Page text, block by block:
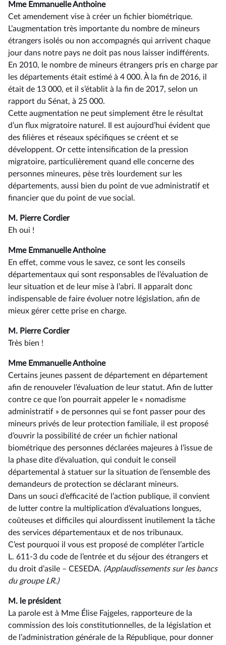
Mme Emmanuelle Anthoine
Cet amendement vise à créer un fichier biométrique.
L’augmentation très importante du nombre de mineurs
étrangers isolés ou non accompagnés qui arrivent chaque
jour dans notre pays ne doit pas nous laisser indifférents.
En 2010, le nombre de mineurs étrangers pris en charge par
les départements était estimé à 4 000. À la fin de 2016, il
était de 13 000, et il s’établit à la fin de 2017, selon un
rapport du Sénat, à 25 000.
Cette augmentation ne peut simplement être le résultat
d’un flux migratoire naturel. Il est aujourd’hui évident que
des filières et réseaux spécifiques se créent et se
développent. Or cette intensification de la pression
migratoire, particulièrement quand elle concerne des
personnes mineures, pèse très lourdement sur les
départements, aussi bien du point de vue administratif et
financier que du point de vue social.
M. Pierre Cordier
Eh oui !
Mme Emmanuelle Anthoine
En effet, comme vous le savez, ce sont les conseils
départementaux qui sont responsables de l’évaluation de
leur situation et de leur mise à l’abri. Il apparaît donc
indispensable de faire évoluer notre législation, afin de
mieux gérer cette prise en charge.
M. Pierre Cordier
Très bien !
Mme Emmanuelle Anthoine
Certains jeunes passent de département en département
afin de renouveler l’évaluation de leur statut. Afin de lutter
contre ce que l’on pourrait appeler le « nomadisme
administratif » de personnes qui se font passer pour des
mineurs privés de leur protection familiale, il est proposé
d’ouvrir la possibilité de créer un fichier national
biométrique des personnes déclarées majeures à l’issue de
la phase dite d’évaluation, qui conduit le conseil
départemental à statuer sur la situation de l’ensemble des
demandeurs de protection se déclarant mineurs.
Dans un souci d’efficacité de l’action publique, il convient
de lutter contre la multiplication d’évaluations longues,
coûteuses et difficiles qui alourdissent inutilement la tâche
des services départementaux et de nos tribunaux.
C’est pourquoi il vous est proposé de compléter l’article
L. 611-3 du code de l’entrée et du séjour des étrangers et
du droit d’asile –⁠ CESEDA. (Applaudissements sur les bancs
du groupe LR.)
M. le président
La parole est à Mme Élise Fajgeles, rapporteure de la
commission des lois constitutionnelles, de la législation et
de l’administration générale de la République, pour donner